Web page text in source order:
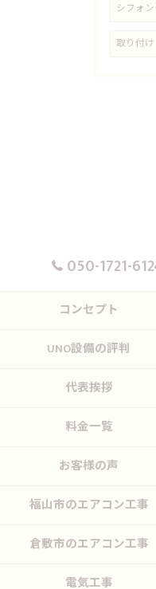
シフォ
取り付け
050-1721-
コンセプト
UNO設備の評判
代表挨拶
料金一覧
お客様の声
福山市のエアコン工事
倉敷市のエアコン工事
電気工事